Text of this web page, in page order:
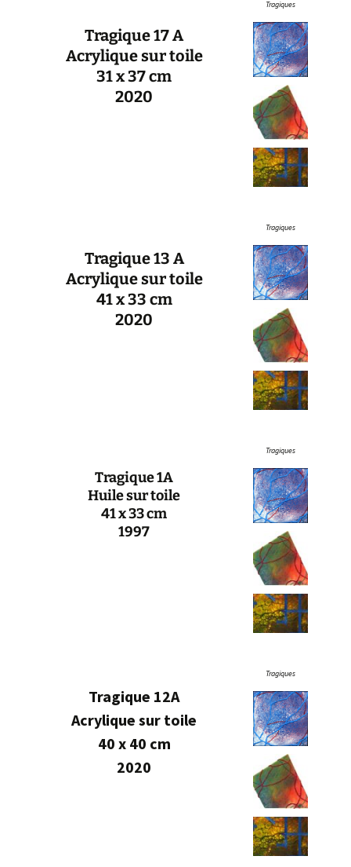
Tragique 17 A
Acrylique sur toile
31 x 37 cm
2020
Tragiques
Tragique 13 A
Acrylique sur toile
41 x 33 cm
2020
Tragiques
Tragique 1A
Huile sur toile
41 x 33 cm
1997
Tragiques
Tragique 12A
Acrylique sur toile
40 x 40 cm
2020
Tragiques